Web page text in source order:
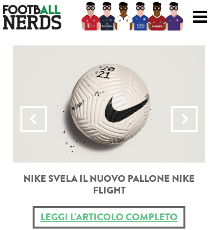
Search
Prodotti
Scarpe
Maglie
Accessori
Storie
Football Viral
NIKE SVELA IL NUOVO PALLONE NIKE
FLIGHT
LEGGI L'ARTICOLO COMPLETO